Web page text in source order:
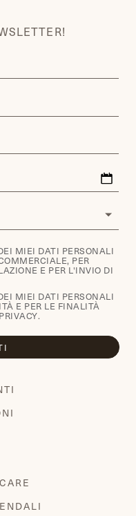
MIEI DATI PERSONALI
PER
E PER L'INVIO DI
MIEI DATI PERSONALI
E PER LE FINALITÀ
.